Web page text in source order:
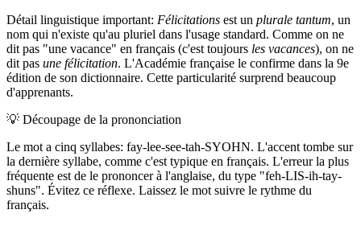
Détail linguistique important: Félicitations est un plurale tantum, un
nom qui n'existe qu'au pluriel dans l'usage standard. Comme on ne
dit pas "une vacance" en français (c'est toujours les vacances), on ne
dit pas une félicitation. L'Académie française le confirme dans la 9e
édition de son dictionnaire. Cette particularité surprend beaucoup
d'apprenants.
💡 Découpage de la prononciation
Le mot a cinq syllabes: fay-lee-see-tah-SYOHN. L'accent tombe sur
la dernière syllabe, comme c'est typique en français. L'erreur la plus
fréquente est de le prononcer à l'anglaise, du type "feh-LIS-ih-tay-
shuns". Évitez ce réflexe. Laissez le mot suivre le rythme du
français.